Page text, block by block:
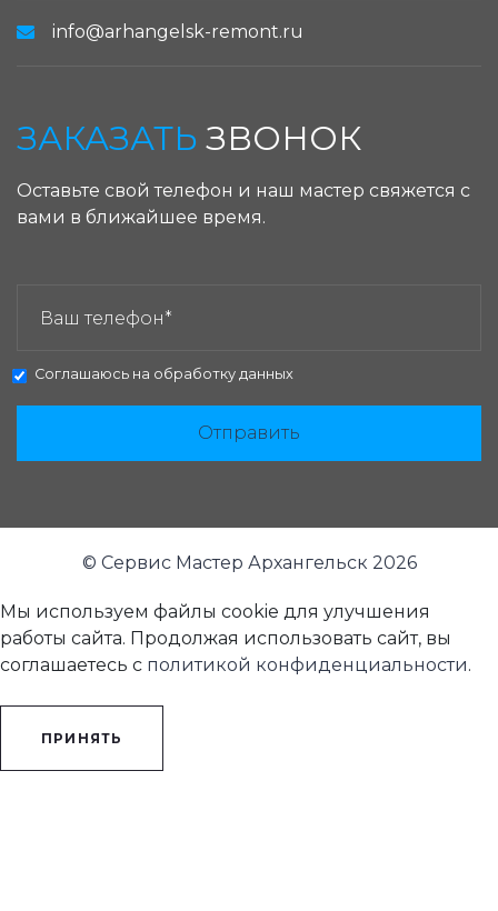
info@arhangelsk-remont.ru
ЗАКАЗАТЬ ЗВОНОК
Оставьте свой телефон и наш мастер свяжется с
вами в ближайшее время.
Соглашаюсь на обработку данных
Отправить
© Сервис Мастер Архангельск 2026
Мы используем файлы cookie для улучшения
работы сайта. Продолжая использовать сайт, вы
соглашаетесь с политикой конфиденциальности.
ПРИНЯТЬ